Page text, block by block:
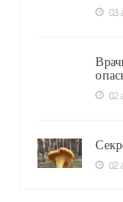
03
02
02